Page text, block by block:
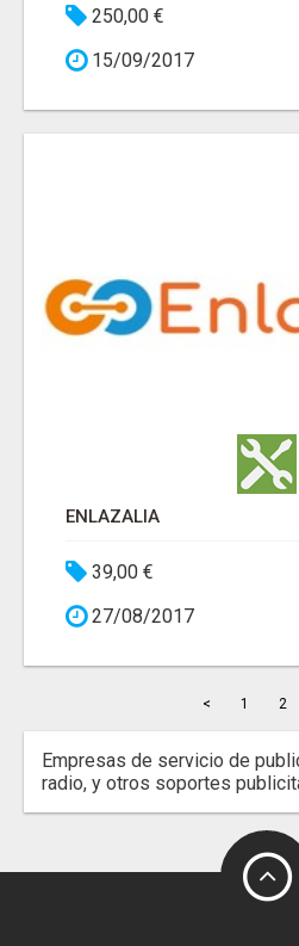
250,00 €
15/09/2017
ENLAZALIA
39,00 €
27/08/2017
< 1 2
Empresas de servicio de
radio, y otros soportes